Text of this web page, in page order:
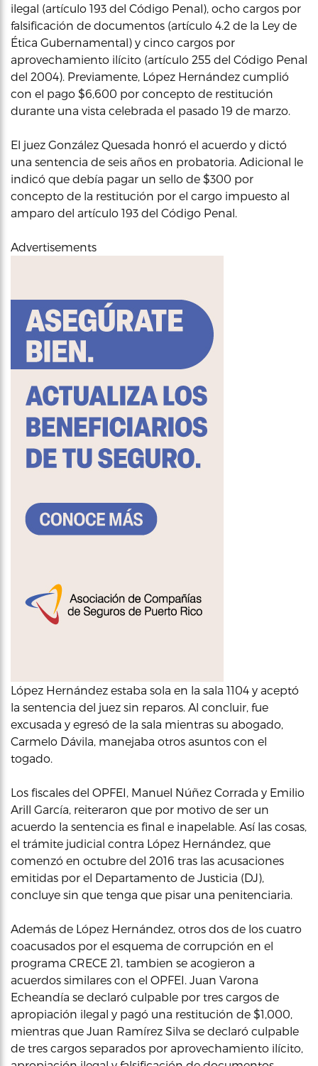
ilegal (artículo 193 del Código Penal), ocho cargos por
falsificación de documentos (artículo 4.2 de la Ley de
Ética Gubernamental) y cinco cargos por
aprovechamiento ilícito (artículo 255 del Código Penal
del 2004). Previamente, López Hernández cumplió
con el pago $6,600 por concepto de restitución
durante una vista celebrada el pasado 19 de marzo.
El juez González Quesada honró el acuerdo y dictó
una sentencia de seis años en probatoria. Adicional le
indicó que debía pagar un sello de $300 por
concepto de la restitución por el cargo impuesto al
amparo del artículo 193 del Código Penal.
Advertisements
López Hernández estaba sola en la sala 1104 y aceptó
la sentencia del juez sin reparos. Al concluir, fue
excusada y egresó de la sala mientras su abogado,
Carmelo Dávila, manejaba otros asuntos con el
togado.
Los fiscales del OPFEI, Manuel Núñez Corrada y Emilio
Arill García, reiteraron que por motivo de ser un
acuerdo la sentencia es final e inapelable. Así las cosas,
el trámite judicial contra López Hernández, que
comenzó en octubre del 2016 tras las acusaciones
emitidas por el Departamento de Justicia (DJ),
concluye sin que tenga que pisar una penitenciaria.
Además de López Hernández, otros dos de los cuatro
coacusados por el esquema de corrupción en el
programa CRECE 21, tambien se acogieron a
acuerdos similares con el OPFEI. Juan Varona
Echeandía se declaró culpable por tres cargos de
apropiación ilegal y pagó una restitución de $1,000,
mientras que Juan Ramírez Silva se declaró culpable
de tres cargos separados por aprovechamiento ilícito,